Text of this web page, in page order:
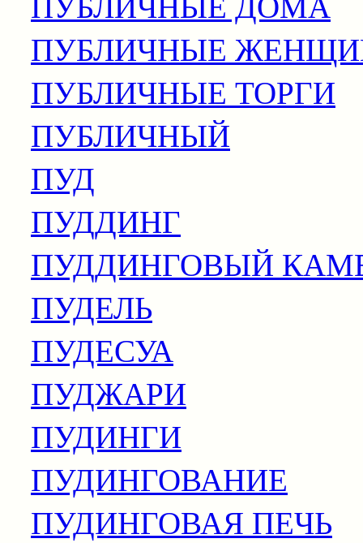
ПУБЛИЧНЫЕ
ПУБЛИЧНЫЕ ТОРГИ
ПУБЛИЧНЫЙ
ПУД
ПУДДИНГ
ПУДДИНГОВЫЙ
ПУДЕЛЬ
ПУДЕСУА
ПУДЖАРИ
ПУДИНГИ
ПУДИНГОВАНИЕ
ПУДИНГОВАЯ ПЕЧЬ